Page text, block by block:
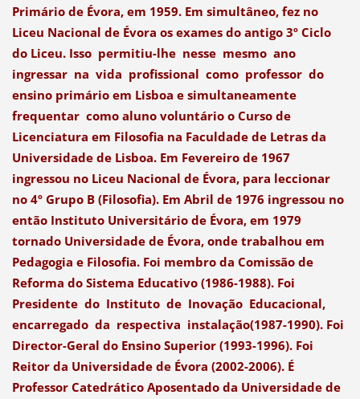
Primário de Évora, em 1959. Em simultâneo, fez no
Liceu Nacional de Évora os exames do antigo 3º Ciclo
do Liceu. Isso permitiu-lhe nesse mesmo ano
ingressar na vida proﬁssional como professor do
ensino primário em Lisboa e simultaneamente
frequentar como aluno voluntário o Curso de
Licenciatura em Filosoﬁa na Faculdade de Letras da
Universidade de Lisboa. Em Fevereiro de 1967
ingressou no Liceu Nacional de Évora, para leccionar
no 4º Grupo B (Filosoﬁa). Em Abril de 1976 ingressou no
então Instituto Universitário de Évora, em 1979
tornado Universidade de Évora, onde trabalhou em
Pedagogia e Filosoﬁa. Foi membro da Comissão de
Reforma do Sistema Educativo (1986-1988). Foi
Presidente do Instituto de Inovação Educacional,
encarregado da respectiva instalação(1987-1990). Foi
Director-Geral do Ensino Superior (1993-1996). Foi
Reitor da Universidade de Évora (2002-2006). É
Professor Catedrático Aposentado da Universidade de